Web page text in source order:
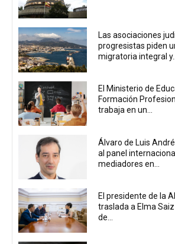
Las asociaciones
progresistas piden
migratoria integral y...
El Ministerio de
Formación
trabaja en un...
Álvaro de Luis
al panel
mediadores en...
El presidente de la
traslada a Elma
de...